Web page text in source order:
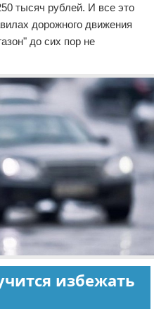
тысяч рублей. И все это
дорожного движения
до сих пор не
избежать